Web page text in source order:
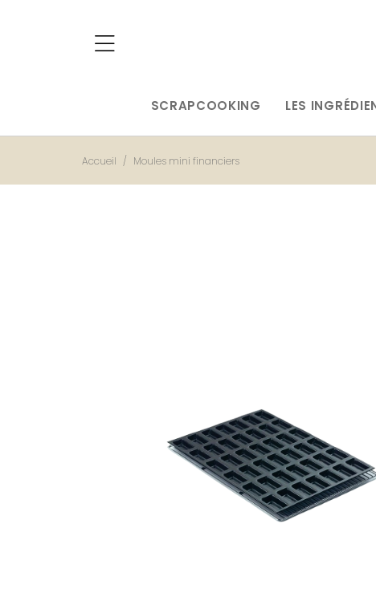
SCRAPCOOKING LES
Accueil Moules mini financiers